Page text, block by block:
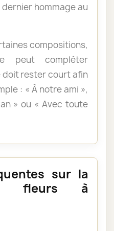
hommage au
compositions,
peut compléter
doit rester court afin
: « À notre ami »,
» ou « Avec toute
sur la
fleurs à